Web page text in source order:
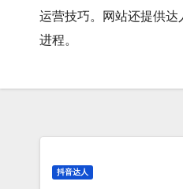
运营技巧。网站还提供
进程。
抖音达人